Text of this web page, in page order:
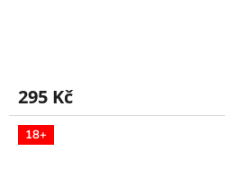
295 Kč
18+